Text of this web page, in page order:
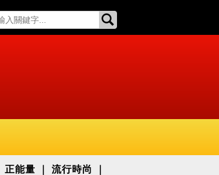
正能量 流行時尚